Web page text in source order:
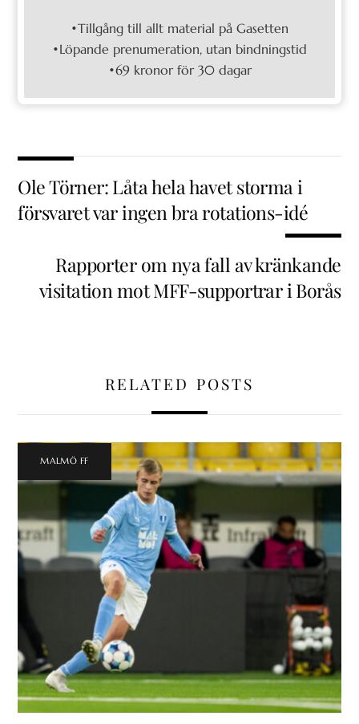
•Tillgång till allt material på Gasetten
•Löpande prenumeration, utan bindningstid
•69 kronor för 30 dagar
Ole Törner: Låta hela havet storma i
försvaret var ingen bra rotations-idé
Rapporter om nya fall av kränkande
visitation mot MFF-supportrar i Borås
RELATED POSTS
MALMÖ FF